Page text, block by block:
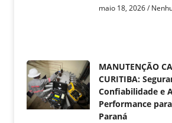
maio 18, 2026
MANUTENÇÃO
CURITIBA:
Confiabilidade e
Performance
Paraná